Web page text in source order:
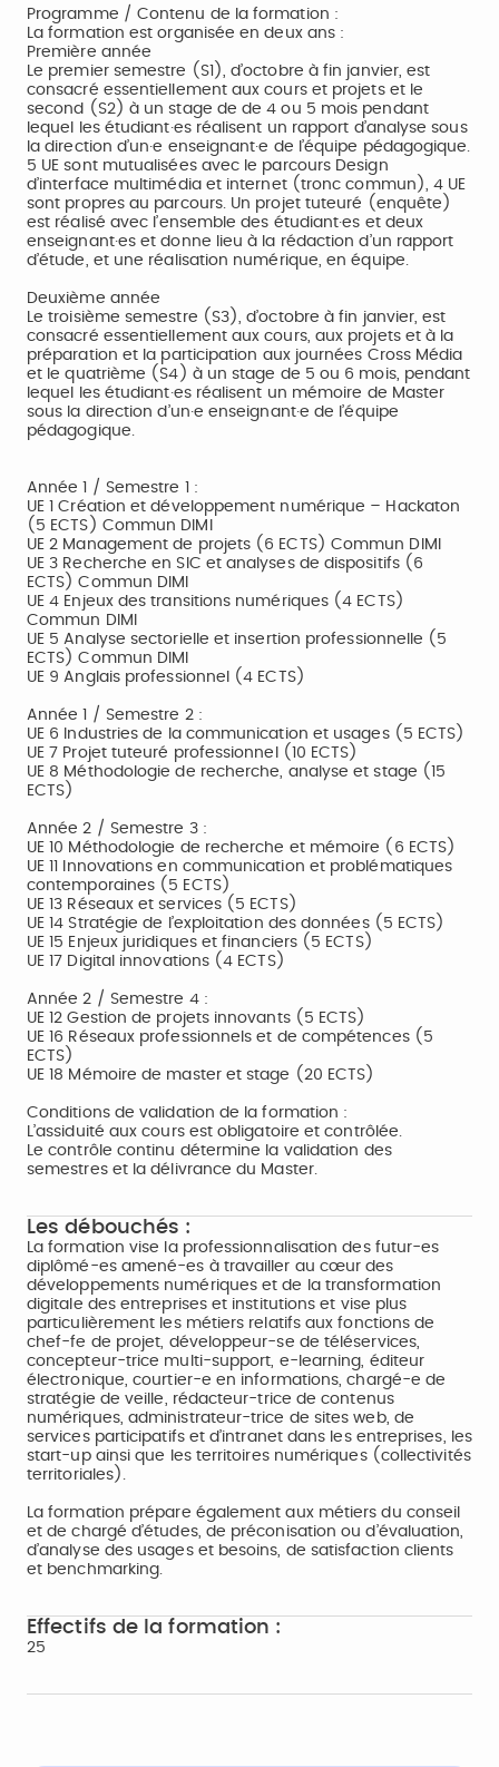
Programme / Contenu de la formation :
La formation est organisée en deux ans :
Première année
Le premier semestre (S1), d’octobre à fin janvier, est
consacré essentiellement aux cours et projets et le
second (S2) à un stage de de 4 ou 5 mois pendant
lequel les étudiant·es réalisent un rapport d’analyse sous
la direction d’un·e enseignant·e de l’équipe pédagogique.
5 UE sont mutualisées avec le parcours Design
d’interface multimédia et internet (tronc commun), 4 UE
sont propres au parcours. Un projet tuteuré (enquête)
est réalisé avec l’ensemble des étudiant·es et deux
enseignant·es et donne lieu à la rédaction d’un rapport
d’étude, et une réalisation numérique, en équipe.
Deuxième année
Le troisième semestre (S3), d’octobre à fin janvier, est
consacré essentiellement aux cours, aux projets et à la
préparation et la participation aux journées Cross Média
et le quatrième (S4) à un stage de 5 ou 6 mois, pendant
lequel les étudiant·es réalisent un mémoire de Master
sous la direction d’un·e enseignant·e de l’équipe
pédagogique.
Année 1 / Semestre 1 :
UE 1 Création et développement numérique – Hackaton
(5 ECTS) Commun DIMI
UE 2 Management de projets (6 ECTS) Commun DIMI
UE 3 Recherche en SIC et analyses de dispositifs (6
ECTS) Commun DIMI
UE 4 Enjeux des transitions numériques (4 ECTS)
Commun DIMI
UE 5 Analyse sectorielle et insertion professionnelle (5
ECTS) Commun DIMI
UE 9 Anglais professionnel (4 ECTS)
Année 1 / Semestre 2 :
UE 6 Industries de la communication et usages (5 ECTS)
UE 7 Projet tuteuré professionnel (10 ECTS)
UE 8 Méthodologie de recherche, analyse et stage (15
ECTS)
Année 2 / Semestre 3 :
UE 10 Méthodologie de recherche et mémoire (6 ECTS)
UE 11 Innovations en communication et problématiques
contemporaines (5 ECTS)
UE 13 Réseaux et services (5 ECTS)
UE 14 Stratégie de l’exploitation des données (5 ECTS)
UE 15 Enjeux juridiques et financiers (5 ECTS)
UE 17 Digital innovations (4 ECTS)
Année 2 / Semestre 4 :
UE 12 Gestion de projets innovants (5 ECTS)
UE 16 Réseaux professionnels et de compétences (5
ECTS)
UE 18 Mémoire de master et stage (20 ECTS)
Conditions de validation de la formation :
L’assiduité aux cours est obligatoire et contrôlée.
Le contrôle continu détermine la validation des
semestres et la délivrance du Master.
Les débouchés :
La formation vise la professionnalisation des futur-es
diplômé-es amené-es à travailler au cœur des
développements numériques et de la transformation
digitale des entreprises et institutions et vise plus
particulièrement les métiers relatifs aux fonctions de
chef-fe de projet, développeur-se de téléservices,
concepteur-trice multi-support, e-learning, éditeur
électronique, courtier-e en informations, chargé-e de
stratégie de veille, rédacteur-trice de contenus
numériques, administrateur-trice de sites web, de
services participatifs et d’intranet dans les entreprises, les
start-up ainsi que les territoires numériques (collectivités
territoriales).
La formation prépare également aux métiers du conseil
et de chargé d’études, de préconisation ou d’évaluation,
d’analyse des usages et besoins, de satisfaction clients
et benchmarking.
Effectifs de la formation :
25